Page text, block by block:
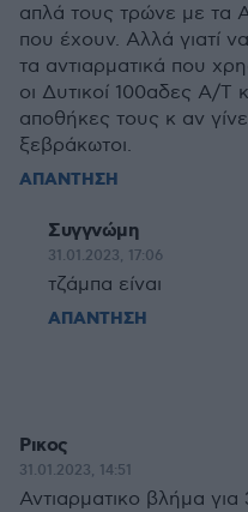
απλά τους τρώνε με τα
που έχουν. Αλλά γιατί
τα αντιαρματικά που
οι Δυτικοί 100αδες Α/Τ
αποθήκες τους κ αν
ξεβράκωτοι.
ΑΠΑΝΤΗΣΗ
Συγγνώμη
31.01.2023, 17:06
τζάμπα είναι
ΑΠΑΝΤΗΣΗ
Ρικος
31.01.2023, 14:51
Αντιαρματικο βλήμα